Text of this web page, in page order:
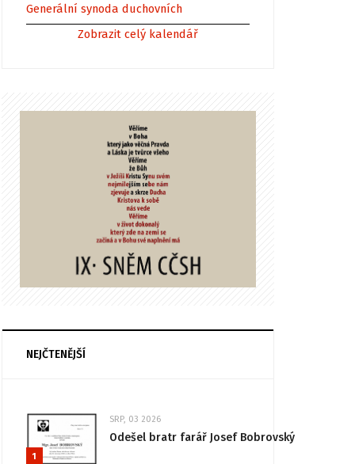
Generální synoda duchovních
Zobrazit celý kalendář
NEJČTENĚJŠÍ
1
SRP, 03 2026
Odešel bratr farář Josef Bobrovský